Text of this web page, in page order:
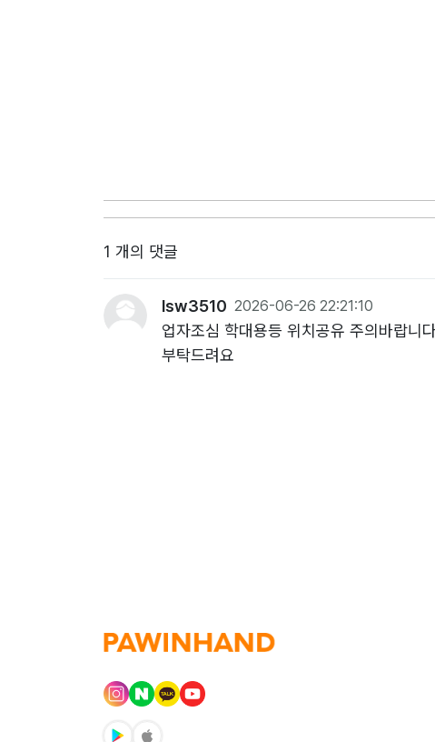
1 개의 댓글
lsw3510 2026-06-26 22:21:10
업자조심 학대용등 위치공유 주의바랍니
부탁드려요